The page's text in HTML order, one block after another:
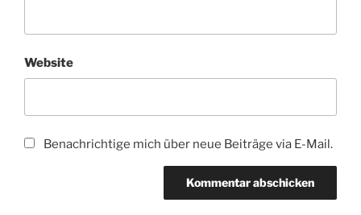
Website
Benachrichtige mich über neue Beiträge via E-Mail.